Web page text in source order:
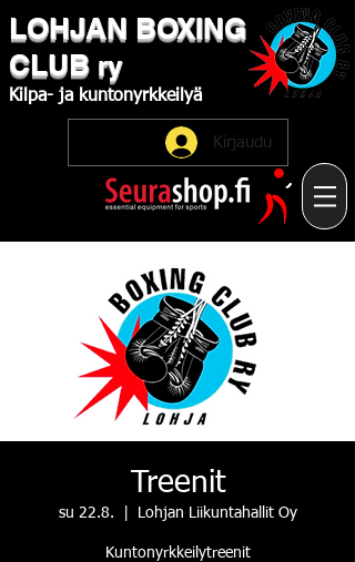
LOHJAN ​BOXING
CLUB ry
Kilpa- ja kuntonyrkkeilyä
Kirjaudu
Treenit
su 22.8. Lohjan Liikuntahallit Oy
Kuntonyrkkeilytreenit